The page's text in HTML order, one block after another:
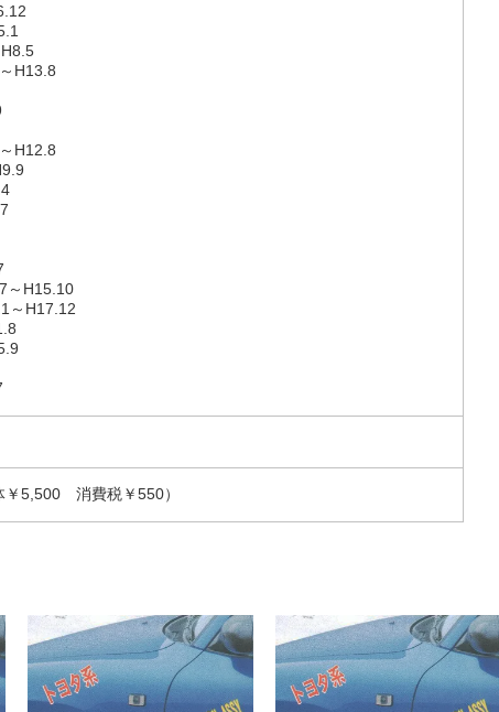
H13.8
H12.8
～H15.10
～H17.12
￥5,500 消費税￥550）